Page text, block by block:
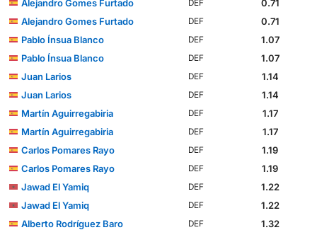
Alejandro Gomes Furtado DEF
0.71
Alejandro Gomes Furtado
DEF
0.71
Pablo Ínsua Blanco
DEF
1.07
Pablo Ínsua Blanco
DEF
1.07
Juan Larios
DEF
1.14
Juan Larios
DEF
1.14
Martín Aguirregabiria
DEF
1.17
Martín Aguirregabiria
DEF
1.17
Carlos Pomares Rayo
DEF
1.19
Carlos Pomares Rayo
DEF
1.19
Jawad El Yamiq
DEF
1.22
Jawad El Yamiq
DEF
1.22
Alberto Rodríguez Baro
DEF
1.32